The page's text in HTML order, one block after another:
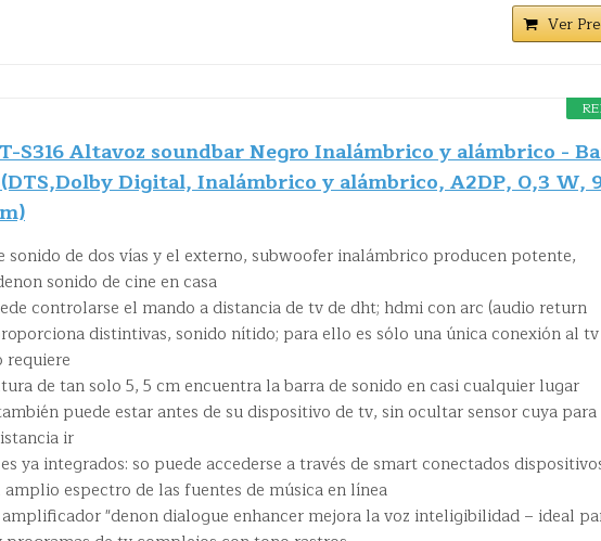
Ver
S316 Altavoz soundbar Negro Inalámbrico y alámbrico -
Digital, Inalámbrico y alámbrico, A2DP, 0,3 W,
sonido de dos vías y el externo, subwoofer inalámbrico producen potente,
sonido de cine en casa
controlarse el mando a distancia de tv de dht; hdmi con arc (audio return
distintivas, sonido nítido; para ello es sólo una única conexión al
requiere
de tan solo 5, 5 cm encuentra la barra de sonido en casi cualquier lugar
puede estar antes de su dispositivo de tv, sin ocultar sensor cuya para
ir
ya integrados: so puede accederse a través de smart conectados
espectro de las fuentes de música en línea
"denon dialogue enhancer mejora la voz inteligibilidad – ideal